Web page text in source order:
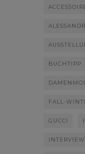
BUCHTIPP
FALL-
GUCCI
INTERVIEW